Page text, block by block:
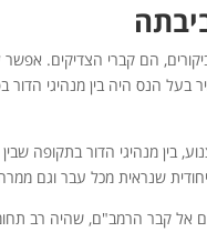
הם קברי הצדיקים.
בעל הנס היה בין מנהיגי
בין מנהיגי הדור בתקופה
שנראית מכל עבר וגם
אל קבר הרמב"ם, שהיה רב